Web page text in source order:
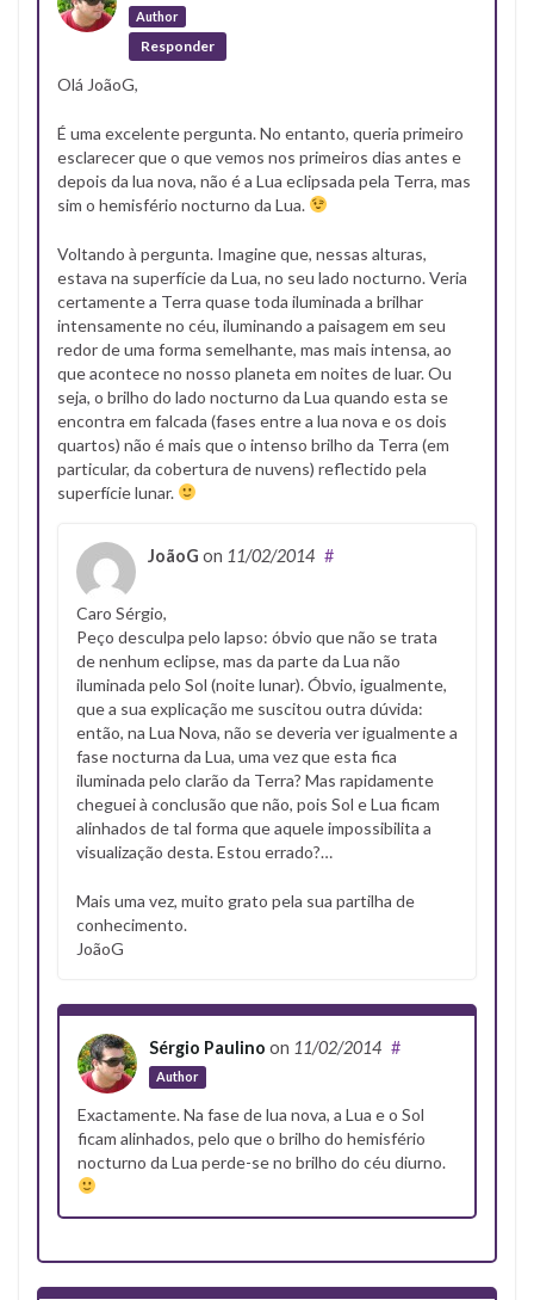
Author
Responder
Olá JoãoG,
É uma excelente pergunta. No entanto, queria primeiro
esclarecer que o que vemos nos primeiros dias antes e
depois da lua nova, não é a Lua eclipsada pela Terra, mas
sim o hemisfério nocturno da Lua.
Voltando à pergunta. Imagine que, nessas alturas,
estava na superfície da Lua, no seu lado nocturno. Veria
certamente a Terra quase toda iluminada a brilhar
intensamente no céu, iluminando a paisagem em seu
redor de uma forma semelhante, mas mais intensa, ao
que acontece no nosso planeta em noites de luar. Ou
seja, o brilho do lado nocturno da Lua quando esta se
encontra em falcada (fases entre a lua nova e os dois
quartos) não é mais que o intenso brilho da Terra (em
particular, da cobertura de nuvens) reflectido pela
superfície lunar.
JoãoG on 11/02/2014 #
Caro Sérgio,
Peço desculpa pelo lapso: óbvio que não se trata
de nenhum eclipse, mas da parte da Lua não
iluminada pelo Sol (noite lunar). Óbvio, igualmente,
que a sua explicação me suscitou outra dúvida:
então, na Lua Nova, não se deveria ver igualmente a
fase nocturna da Lua, uma vez que esta fica
iluminada pelo clarão da Terra? Mas rapidamente
cheguei à conclusão que não, pois Sol e Lua ficam
alinhados de tal forma que aquele impossibilita a
visualização desta. Estou errado?…
Mais uma vez, muito grato pela sua partilha de
conhecimento.
JoãoG
Sérgio Paulino on 11/02/2014
Author
#
Exactamente. Na fase de lua nova, a Lua e o Sol
ficam alinhados, pelo que o brilho do hemisfério
nocturno da Lua perde-se no brilho do céu diurno.